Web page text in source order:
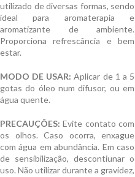
utilizado de diversas formas, sendo
ideal para aromaterapia e
aromatizante de ambiente.
Proporciona refrescância e bem
estar.
MODO DE USAR:Aplicar de 1 a 5
gotas do óleo num difusor, ou em
água quente.
PRECAUÇÕES: Evite contato com
os olhos. Caso ocorra, enxague
com água em abundância. Em caso
de sensibilização, descontiunar o
uso. Não utilizar durante a gravidez,